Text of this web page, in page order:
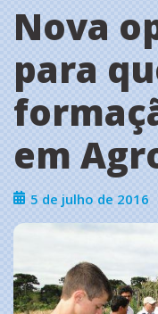
Nova
para
em
5 de julho de 2016